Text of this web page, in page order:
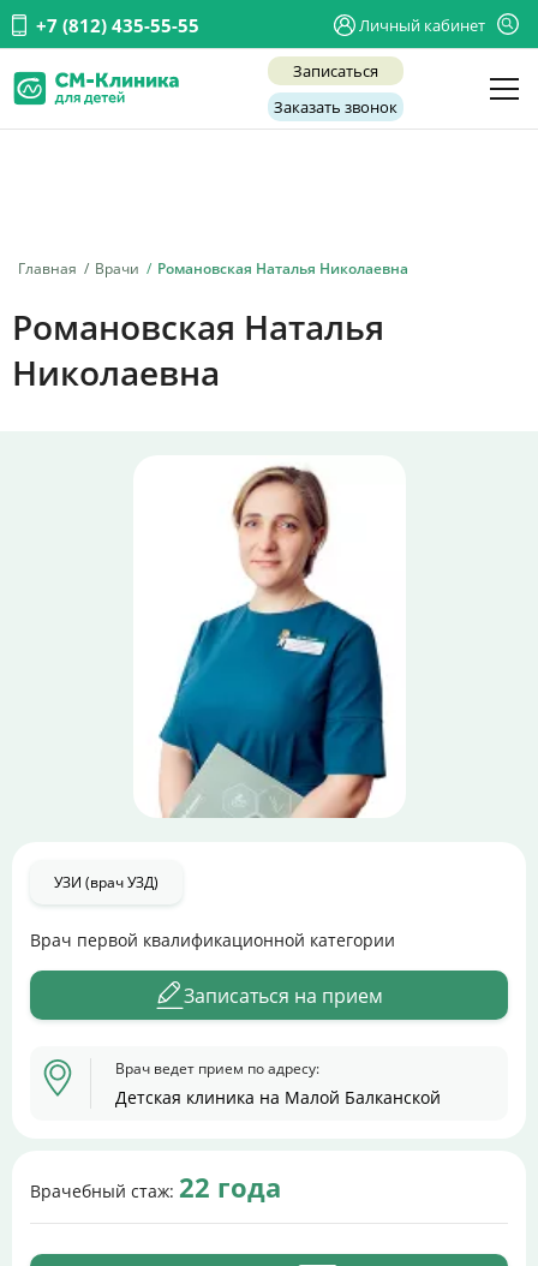
+7 (812) 435-55-55 Личный кабинет
Записаться
Заказать звонок
Главная Врачи Романовская Наталья Николаевна
Романовская Наталья
Николаевна
УЗИ (врач УЗД)
Врач первой квалификационной категории
Записаться на прием
Врач ведет прием по адресу:
Детская клиника на Малой Балканской
Врачебный стаж: 22 года
Услуги
Личный кабинет
+7 (812) 435-55-55